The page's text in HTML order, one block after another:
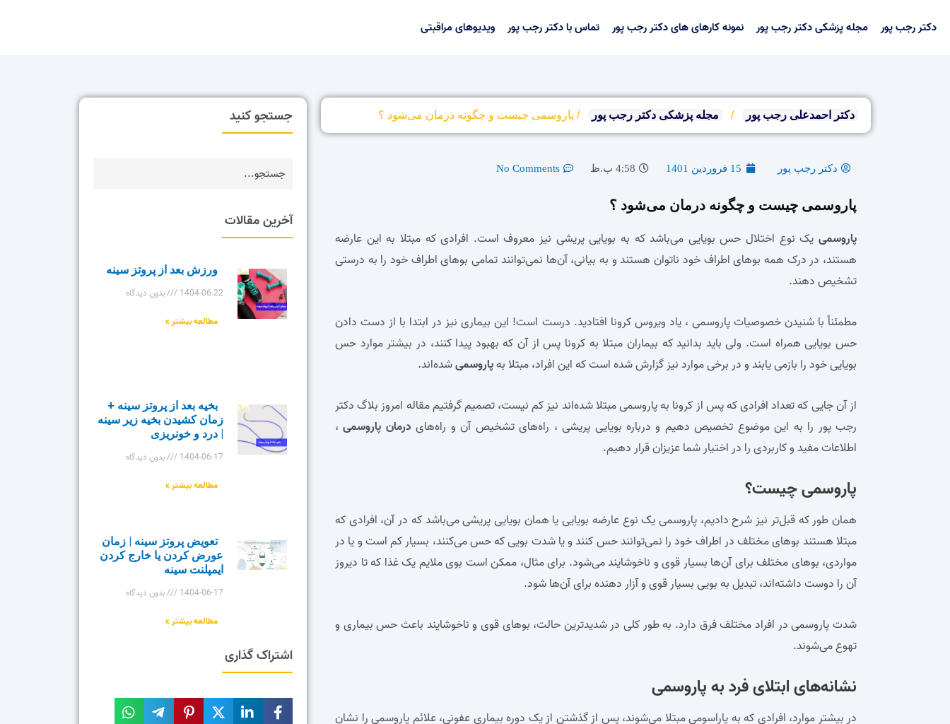
دکتر رجب پور مجله پزشکی دکتر رجب پور نمونه کارهای های دکتر رجب پور تماس با دکتر رجب پور ویدیوهای مراقبتی
دکتر احمدعلی رجب پور / مجله پزشکی دکتر رجب پور / پاروسمی چیست و چگونه درمان می‌شود ؟
دکتر رجب پور 15 فروردین 1401 4:58 ب.ظ No Comments
پاروسمی چیست و چگونه درمان می‌شود ؟
پاروسمی یک نوع اختلال حس بویایی می‌باشد که به بویایی پریشی نیز معروف است. افرادی که مبتلا به این عارضه
هستند، در درک همه بوهای اطراف خود ناتوان هستند و به بیانی، آن‌ها نمی‌توانند تمامی بوهای اطراف خود را به درستی
تشخیص دهند.
مطمئناً با شنیدن خصوصیات پاروسمی ، یاد ویروس کرونا افتادید. درست است! این بیماری نیز در ابتدا با از دست دادن
حس بویایی همراه است. ولی باید بدانید که بیماران مبتلا به کرونا پس از آن که بهبود پیدا کنند، در بیشتر موارد حس
بویایی خود را بازمی یابند و در برخی موارد نیز گزارش شده است که این افراد، مبتلا بهپاروسمیشده‌اند.
از آن جایی که تعداد افرادی که پس از کرونا به پاروسمی مبتلا شده‌اند نیز کم نیست، تصمیم گرفتیم مقاله امروز بلاگ دکتر
رجب پور را به این موضوع تخصیص دهیم و درباره بویایی پریشی ، راه‌های تشخیص آن و راه‌های درمان پاروسمی،
اطلاعات مفید و کاربردی را در اختیار شما عزیزان قرار دهیم.
پاروسمی چیست؟
همان طور که قبل‌تر نیز شرح دادیم، پاروسمی یک نوع عارضه بویایی یا همان بویایی پریشی می‌باشد که در آن، افرادی که
مبتلا هستند بوهای مختلف در اطراف خود را نمی‌توانند حس کنند و یا شدت بویی که حس می‌کنند، بسیار کم است و یا در
مواردی، بوهای مختلف برای آن‌ها بسیار قوی و ناخوشایند می‌شود. برای مثال، ممکن است بوی ملایم یک غذا که تا دیروز
آن را دوست داشته‌اند، تبدیل به بویی بسیار قوی و آزار دهنده برای آن‌ها شود.
شدت پاروسمی در افراد مختلف فرق دارد. به طور کلی در شدیدترین حالت، بوهای قوی و ناخوشایند باعث حس بیماری و
تهوع می‌شوند.
نشانه‌های ابتلای فرد به پاروسمی
در بیشتر موارد، افرادی که به پاراسومی مبتلا می‌شوند، پس از گذشتن از یک دوره بیماری عفونی، علائم پاروسمی را نشان
جستجو کنید
آخرین مقالات
ورزش بعد از پروتز سینه
1404-06-22
بدون دیدگاه
مطالعه بیشتر »
بخیه بعد از پروتز سینه +
زمان کشیدن بخیه زیر سینه
| درد و خونریزی
1404-06-17
بدون دیدگاه
مطالعه بیشتر »
تعویض پروتز سینه | زمان
عورض کردن یا خارج کردن
ایمپلنت سینه
1404-06-17
بدون دیدگاه
مطالعه بیشتر »
اشتراک گذاری